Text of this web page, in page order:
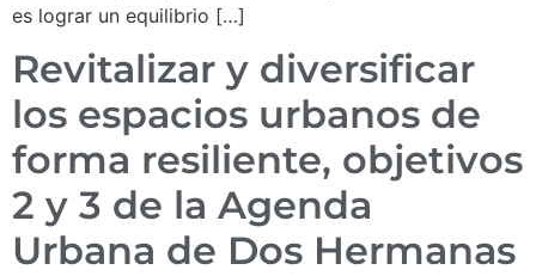
es lograr un equilibrio […]
Revitalizar y diversificar
los espacios urbanos de
forma resiliente, objetivos
2 y 3 de la Agenda
Urbana de Dos Hermanas